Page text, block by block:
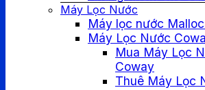
Máy Lọc Nước
Máy lọc nước
Máy Lọc Nước
Mua Máy Lọc
Coway
Thuê Máy Lọc